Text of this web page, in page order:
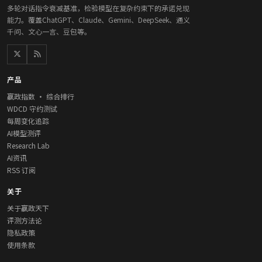
多轮对话指令衰减基准，检验模型在复杂约束下的承诺兑现
能力。覆盖ChatGPT、Claude、Gemini、DeepSeek、通义
千问、文心一言、豆包等。
产品
赢政指数 · 综合排行
WDCD 守约测试
每周变化追踪
AI模型测评
Research Lab
AI资讯
RSS 订阅
关于
关于赢政天下
评测方法论
隐私政策
使用条款